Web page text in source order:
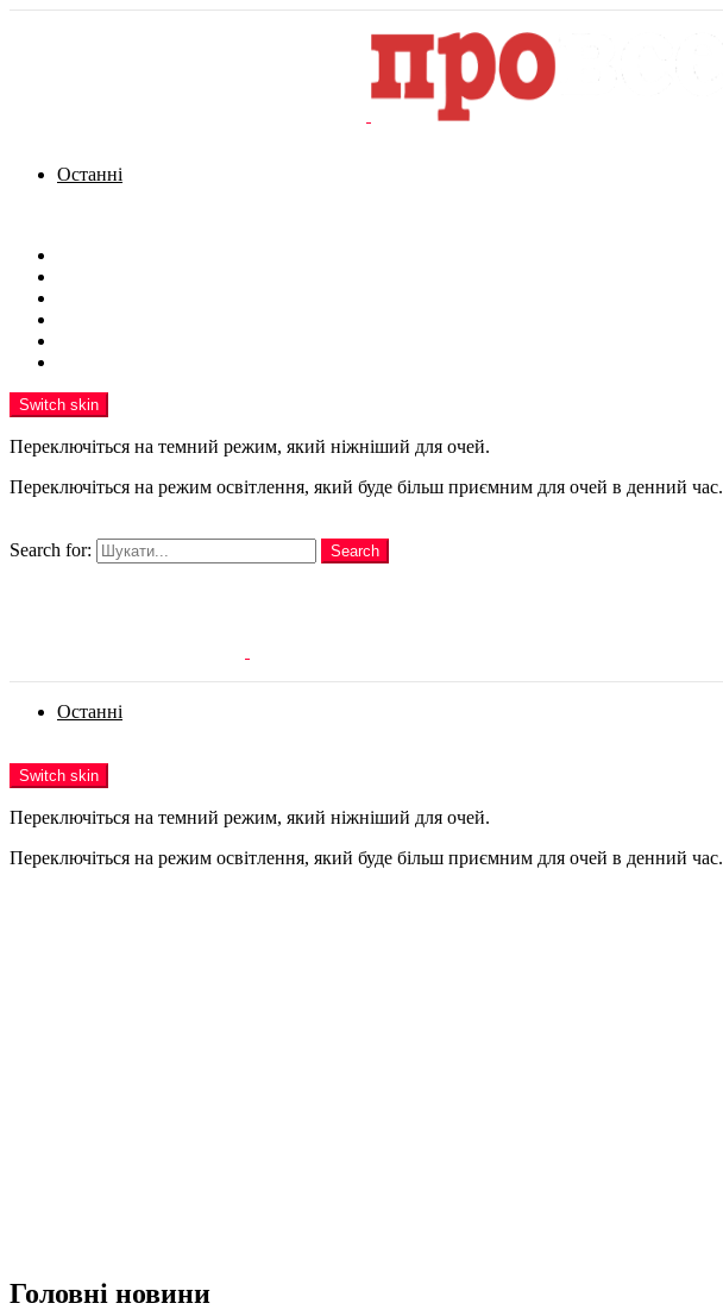
Останні
Switch skin
Переключіться на темний режим, який ніжніший для очей.
Переключіться на режим освітлення, який буде більш приємним для очей в денний час.
Search for:
Search
Останні
Switch skin
Переключіться на темний режим, який ніжніший для очей.
Переключіться на режим освітлення, який буде більш приємним для очей в денний час.
Головні новини